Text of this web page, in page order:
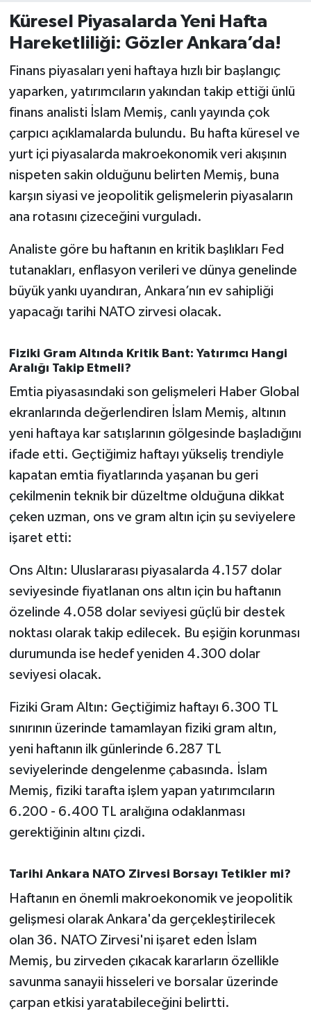
Küresel Piyasalarda Yeni Hafta
Hareketliliği: Gözler Ankara’da!
Finans piyasaları yeni haftaya hızlı bir başlangıç
yaparken, yatırımcıların yakından takip ettiği ünlü
finans analisti İslam Memiş, canlı yayında çok
çarpıcı açıklamalarda bulundu. Bu hafta küresel ve
yurt içi piyasalarda makroekonomik veri akışının
nispeten sakin olduğunu belirten Memiş, buna
karşın siyasi ve jeopolitik gelişmelerin piyasaların
ana rotasını çizeceğini vurguladı.
Analiste göre bu haftanın en kritik başlıkları Fed
tutanakları, enflasyon verileri ve dünya genelinde
büyük yankı uyandıran, Ankara’nın ev sahipliği
yapacağı tarihi NATO zirvesi olacak.
Fiziki Gram Altında Kritik Bant: Yatırımcı Hangi
Aralığı Takip Etmeli?
Emtia piyasasındaki son gelişmeleri Haber Global
ekranlarında değerlendiren İslam Memiş, altının
yeni haftaya kar satışlarının gölgesinde başladığını
ifade etti. Geçtiğimiz haftayı yükseliş trendiyle
kapatan emtia fiyatlarında yaşanan bu geri
çekilmenin teknik bir düzeltme olduğuna dikkat
çeken uzman, ons ve gram altın için şu seviyelere
işaret etti:
Ons Altın: Uluslararası piyasalarda 4.157 dolar
seviyesinde fiyatlanan ons altın için bu haftanın
özelinde 4.058 dolar seviyesi güçlü bir destek
noktası olarak takip edilecek. Bu eşiğin korunması
durumunda ise hedef yeniden 4.300 dolar
seviyesi olacak.
Fiziki Gram Altın: Geçtiğimiz haftayı 6.300 TL
sınırının üzerinde tamamlayan fiziki gram altın,
yeni haftanın ilk günlerinde 6.287 TL
seviyelerinde dengelenme çabasında. İslam
Memiş, fiziki tarafta işlem yapan yatırımcıların
6.200 - 6.400 TL aralığına odaklanması
gerektiğinin altını çizdi.
Tarihi Ankara NATO Zirvesi Borsayı Tetikler mi?
Haftanın en önemli makroekonomik ve jeopolitik
gelişmesi olarak Ankara'da gerçekleştirilecek
olan 36. NATO Zirvesi'ni işaret eden İslam
Memiş, bu zirveden çıkacak kararların özellikle
savunma sanayii hisseleri ve borsalar üzerinde
çarpan etkisi yaratabileceğini belirtti.
Gönen
Havran
İvrindi
KENT GÜNDEMİ
KÜLTÜR-SANAT
MAGAZİN
MANŞET
OLAY
OTOMOTİV
Resmi İlanlar
SAĞLIK
Savaştepe
SEYAHAT
SİYASET
Sındırgı
SPOR
SÜRMANŞET
TARİHTE BUGÜN
TEKNOLOJİ
VİZYONDAKİLER